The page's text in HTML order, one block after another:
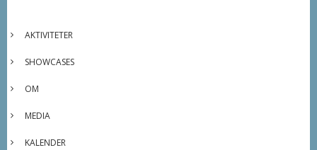
AKTIVITETER
SHOWCASES
OM
MEDIA
KALENDER